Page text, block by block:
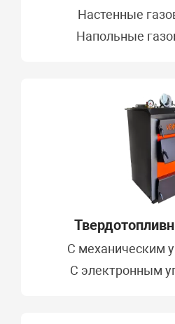
Настенные
Напольные
C механическим
С электронным